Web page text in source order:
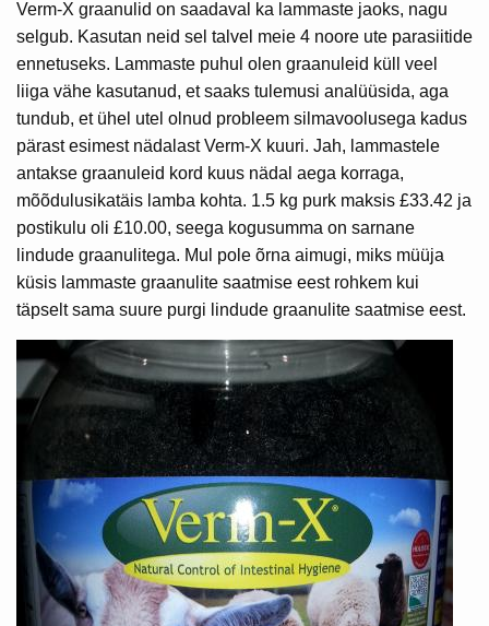
Verm-X graanulid on saadaval ka lammaste jaoks, nagu
selgub. Kasutan neid sel talvel meie 4 noore ute parasiitide
ennetuseks. Lammaste puhul olen graanuleid küll veel
liiga vähe kasutanud, et saaks tulemusi analüüsida, aga
tundub, et ühel utel olnud probleem silmavoolusega kadus
pärast esimest nädalast Verm-X kuuri. Jah, lammastele
antakse graanuleid kord kuus nädal aega korraga,
mõõdulusikatäis lamba kohta. 1.5 kg purk maksis £33.42 ja
postikulu oli £10.00, seega kogusumma on sarnane
lindude graanulitega. Mul pole õrna aimugi, miks müüja
küsis lammaste graanulite saatmise eest rohkem kui
täpselt sama suure purgi lindude graanulite saatmise eest.